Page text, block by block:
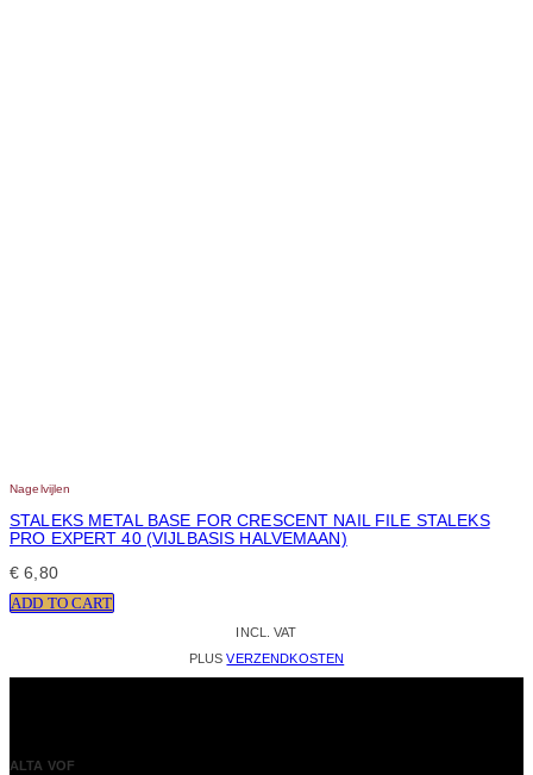
Nagelvijlen
STALEKS METAL BASE FOR CRESCENT NAIL FILE STALEKS
PRO EXPERT 40 (VIJLBASIS HALVEMAAN)
€ 6,80
ADD TO CART
INCL. VAT
PLUSVERZENDKOSTEN
ALTA VOF